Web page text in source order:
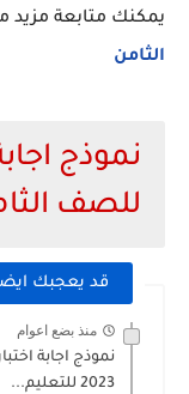
يمكنك متابعة مزيد
الثامن
نموذج
للصف
قد يعجبك
منذ بضع اعوام
2023 للتعليم...